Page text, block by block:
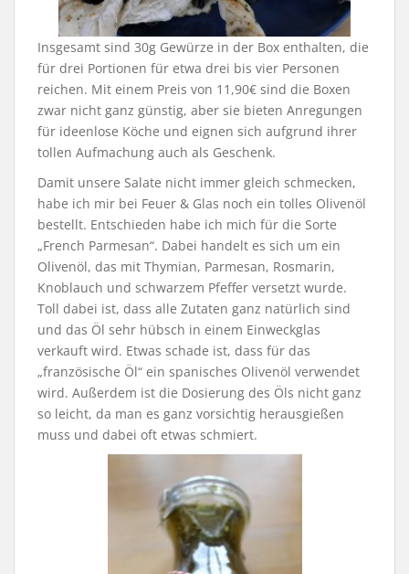
Insgesamt sind 30g Gewürze in der Box enthalten, die
für drei Portionen für etwa drei bis vier Personen
reichen. Mit einem Preis von 11,90€ sind die Boxen
zwar nicht ganz günstig, aber sie bieten Anregungen
für ideenlose Köche und eignen sich aufgrund ihrer
tollen Aufmachung auch als Geschenk.
Damit unsere Salate nicht immer gleich schmecken,
habe ich mir bei Feuer & Glas noch ein tolles Olivenöl
bestellt. Entschieden habe ich mich für die Sorte
„French Parmesan“. Dabei handelt es sich um ein
Olivenöl, das mit Thymian, Parmesan, Rosmarin,
Knoblauch und schwarzem Pfeffer versetzt wurde.
Toll dabei ist, dass alle Zutaten ganz natürlich sind
und das Öl sehr hübsch in einem Einweckglas
verkauft wird. Etwas schade ist, dass für das
„französische Öl“ ein spanisches Olivenöl verwendet
wird. Außerdem ist die Dosierung des Öls nicht ganz
so leicht, da man es ganz vorsichtig herausgießen
muss und dabei oft etwas schmiert.